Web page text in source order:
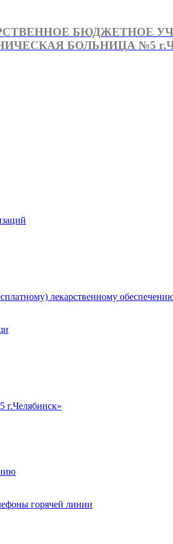
БЮДЖЕТНОЕ
БОЛЬНИЦА №5
лекарственному
г.Челябинск»
горячей линии